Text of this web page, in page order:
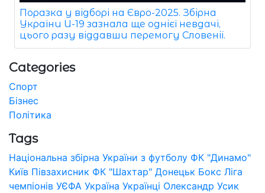
Поразка у відборі на Євро-2025. Збірна
України U-19 зазнала ще однієї невдачі,
цього разу віддавши перемогу Словенії.
Categories
Спорт
Бізнес
Політика
Tags
Національна збірна України з футболу ФК "Динамо"
Київ Півзахисник ФК "Шахтар" Донецьк Бокс Ліга
чемпіонів УЄФА Україна Українці Олександр Усик